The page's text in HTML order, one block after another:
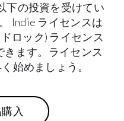
下の投資を受けてい
Indie ライセンスは
ロック) ライセンス
ます。ライセンス
始めましょう。
入